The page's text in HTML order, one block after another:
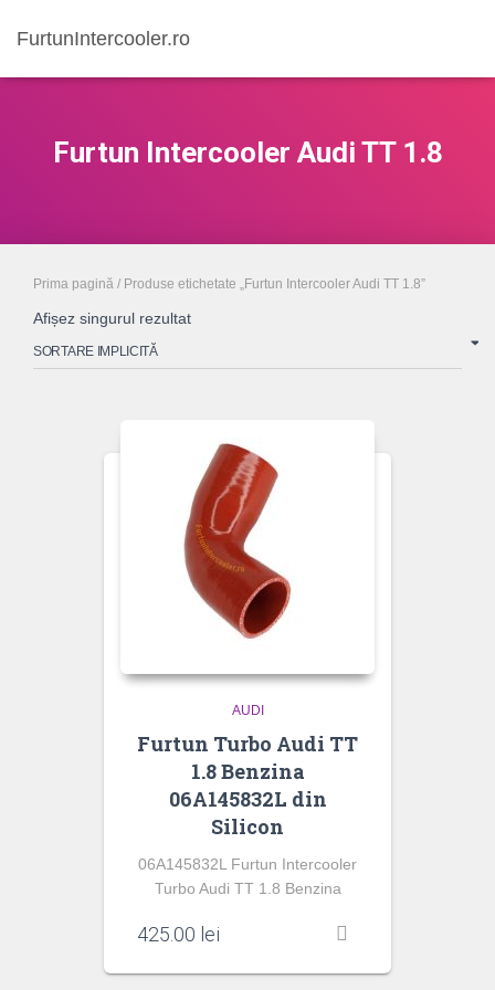
FurtunIntercooler.ro
Furtun Intercooler Audi TT 1.8
Prima pagină / Produse etichetate „Furtun Intercooler Audi TT 1.8”
Afișez singurul rezultat
AUDI
Furtun Turbo Audi TT
1.8 Benzina
06A145832L din
Silicon
06A145832L Furtun Intercooler
Turbo Audi TT 1.8 Benzina
425.00 lei